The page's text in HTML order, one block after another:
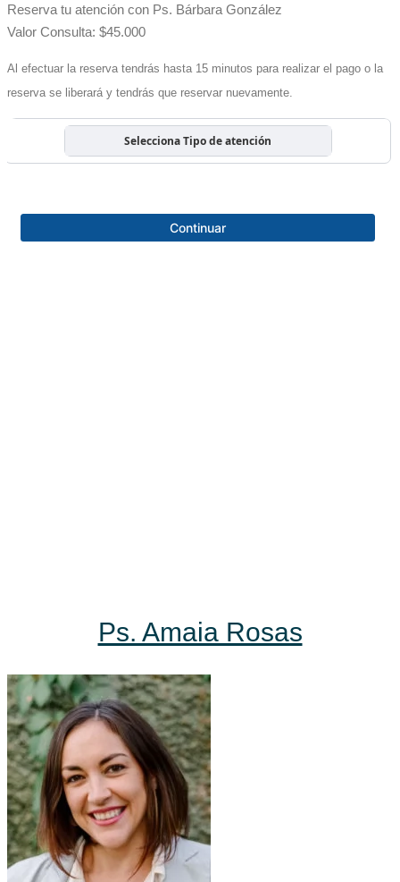
Reserva tu atención con Ps. Bárbara González
Valor Consulta: $45.000
Al efectuar la reserva tendrás hasta 15 minutos para realizar el pago o la
reserva se liberará y tendrás que reservar nuevamente.
Ps. Amaia Rosas